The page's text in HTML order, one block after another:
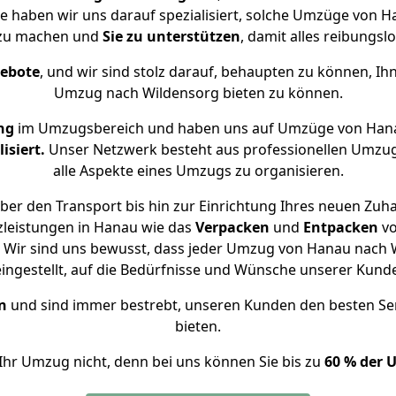
haben wir uns darauf spezialisiert, solche Umzüge von
machen und Sie zu unterstützen, damit alles
, und wir sind stolz darauf, behaupten zu können,
Umzug nach Wildensorg bieten zu können.
im Umzugsbereich und haben uns auf Umzüge von
Unser Netzwerk besteht aus professionellen
alle Aspekte eines Umzugs zu organisieren.
den Transport bis hin zur Einrichtung Ihres neuen
in Hanau wie das Verpacken und Entpacken
sind uns bewusst, dass jeder Umzug von Hanau
auf die Bedürfnisse und Wünsche unserer
und sind immer bestrebt, unseren Kunden den besten
bieten.
Umzug nicht, denn bei uns können Sie bis zu 60 % der